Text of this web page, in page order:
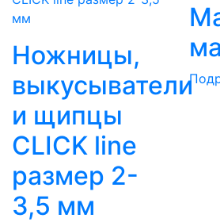
Ножницы,
выкусыватели
и щипцы
CLICK line
размер 2-
3,5 мм